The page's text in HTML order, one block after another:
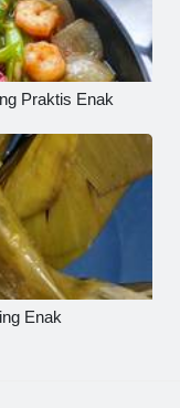
Praktis Enak
Enak